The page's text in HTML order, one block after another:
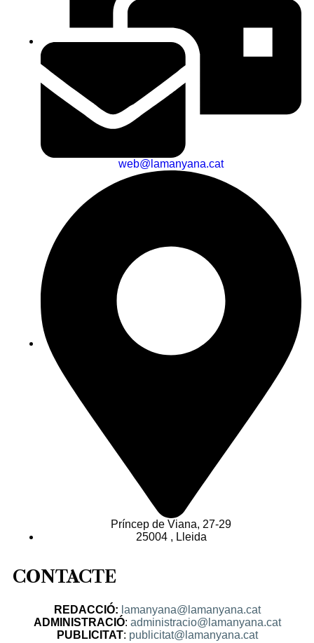
web@lamanyana.cat
Príncep de Viana, 27-29
25004 , Lleida
CONTACTE
REDACCIÓ: lamanyana@lamanyana.cat
ADMINISTRACIÓ: administracio@lamanyana.cat
PUBLICITAT: publicitat@lamanyana.cat